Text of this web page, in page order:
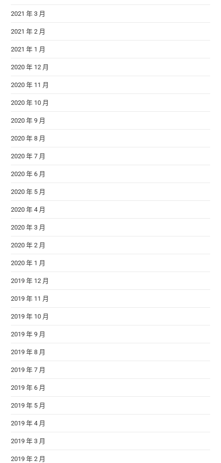
2021 年 3 月
2021 年 2 月
2021 年 1 月
2020 年 12 月
2020 年 11 月
2020 年 10 月
2020 年 9 月
2020 年 8 月
2020 年 7 月
2020 年 6 月
2020 年 5 月
2020 年 4 月
2020 年 3 月
2020 年 2 月
2020 年 1 月
2019 年 12 月
2019 年 11 月
2019 年 10 月
2019 年 9 月
2019 年 8 月
2019 年 7 月
2019 年 6 月
2019 年 5 月
2019 年 4 月
2019 年 3 月
2019 年 2 月